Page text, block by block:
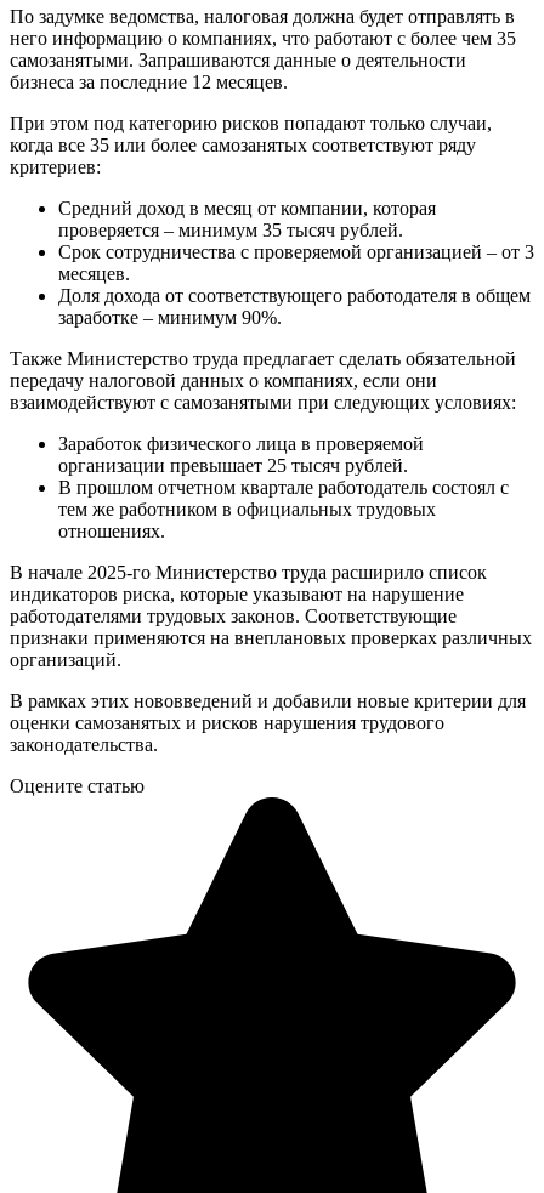
По задумке ведомства, налоговая должна будет отправлять в
него информацию о компаниях, что работают с более чем 35
самозанятыми. Запрашиваются данные о деятельности
бизнеса за последние 12 месяцев.
При этом под категорию рисков попадают только случаи,
когда все 35 или более самозанятых соответствуют ряду
критериев:
Средний доход в месяц от компании, которая
проверяется – минимум 35 тысяч рублей.
Срок сотрудничества с проверяемой организацией – от 3
месяцев.
Доля дохода от соответствующего работодателя в общем
заработке – минимум 90%.
Также Министерство труда предлагает сделать обязательной
передачу налоговой данных о компаниях, если они
взаимодействуют с самозанятыми при следующих условиях:
Заработок физического лица в проверяемой
организации превышает 25 тысяч рублей.
В прошлом отчетном квартале работодатель состоял с
тем же работником в официальных трудовых
отношениях.
В начале 2025-го Министерство труда расширило список
индикаторов риска, которые указывают на нарушение
работодателями трудовых законов. Соответствующие
признаки применяются на внеплановых проверках различных
организаций.
В рамках этих нововведений и добавили новые критерии для
оценки самозанятых и рисков нарушения трудового
законодательства.
Оцените статью